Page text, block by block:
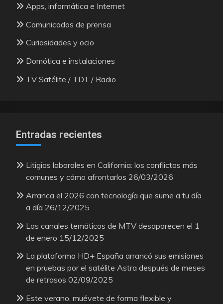
Apps, informática e Internet
Comunicados de prensa
Curiosidades y ocio
Domótica e instalaciones
TV Satélite / TDT / Radio
Entradas recientes
Litigios laborales en California: los conflictos más
comunes y cómo afrontarlos 26/03/2026
Arranca el 2026 con tecnología que sume a tu día
a día 26/12/2025
Los canales temáticos de MTV desaparecen el 1
de enero 15/12/2025
La plataforma HD+ España arrancó sus emisiones
en pruebas por el satélite Astra después de meses
de retrasos 02/09/2025
Este verano, muévete de forma flexible y